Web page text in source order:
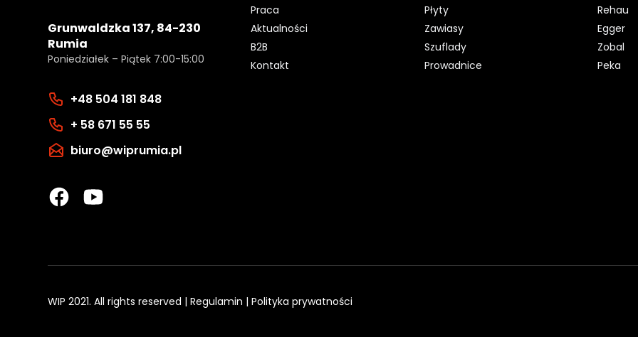
Grunwaldzka 137, 84-230
Rumia
Poniedziałek – Piątek 7:00-15:00
+48 504 181 848
+ 58 671 55 55
biuro@wiprumia.pl
Praca
Aktualności
B2B
Kontakt
Płyty
Zawiasy
Szuflady
Prowadnice
Rehau
Egger
Zobal
Peka
WIP 2021. All rights reserved |Regulamin |Polityka prywatności